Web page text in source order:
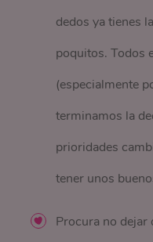
dedos ya tienes
poquitos. Todos
(especialmente
terminamos la
prioridades
tener unos
Procura no dejar